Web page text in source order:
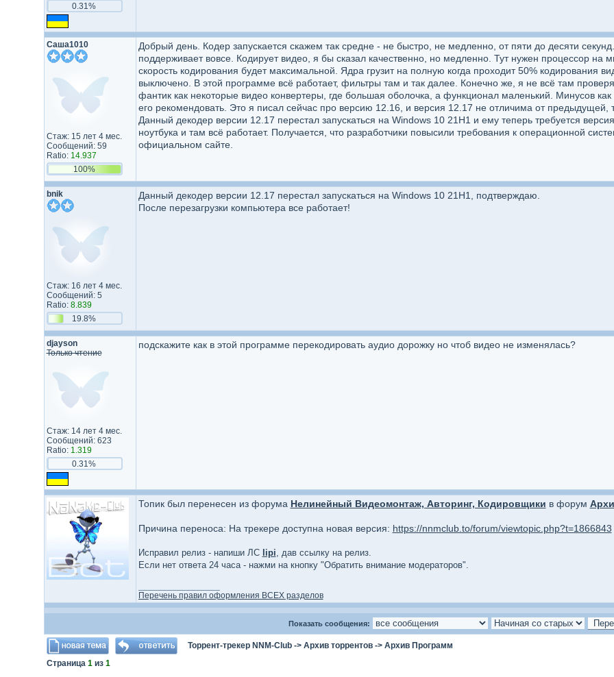
0.31%
Саша1010
Стаж: 15 лет 4 мес.
Сообщений: 59
Ratio: 14.937
100%
Добрый день. Кодер запускается скажем так средне - не быстро, не медленно, от пяти до десяти
поддерживает вовсе. Кодирует видео, я бы сказал качественно, но медленно. Тут нужен процессор на
скорость кодирования будет максимальной. Ядра грузит на полную когда проходит 50% кодирования
выключено. В этой программе всё работает, фильтры там и так далее. Конечно же, я не всё там
фантик как некоторые видео конвертеры, где большая оболочка, а функционал маленький. Минусов
его рекомендовать. Это я писал сейчас про версию 12.16, и версия 12.17 не отличима от
Данный декодер версии 12.17 перестал запускаться на Windows 10 21H1 и ему теперь требуется
ноутбука и там всё работает. Получается, что разработчики повысили требования к операционной
официальном сайте.
bnik
Стаж: 16 лет 4 мес.
Сообщений: 5
Ratio: 8.839
19.8%
Данный декодер версии 12.17 перестал запускаться на Windows 10 21H1, подтверждаю.
После перезагрузки компьютера все работает!
djayson
Только чтение
Стаж: 14 лет 4 мес.
Сообщений: 623
Ratio: 1.319
0.31%
подскажите как в этой программе перекодировать аудио дорожку но чтоб видео не изменялась?
Топик был перенесен из форума Нелинейный Видеомонтаж, Авторинг, Кодировщики в форум
Причина переноса: На трекере доступна новая версия: https://nnmclub.to/forum/viewtopic.php?t=1866843
Исправил релиз - напиши ЛС lipi, дав ссылку на релиз.
Если нет ответа 24 часа - нажми на кнопку "Обратить внимание модераторов".
Перечень правил оформления ВСЕХ разделов
Показать сообщения:
Торрент-трекер NNM-Club-> Архив торрентов-> Архив Программ
Страница 1из 1